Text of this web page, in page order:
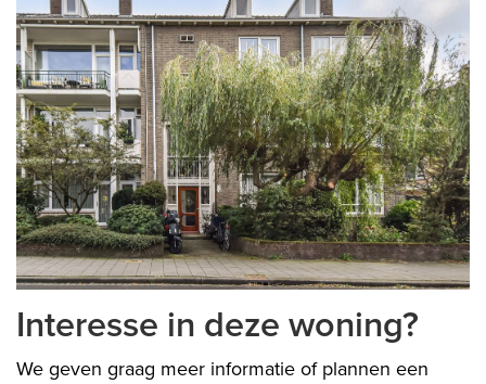
previous next
Interesse in deze woning?
We geven graag meer informatie of plannen een